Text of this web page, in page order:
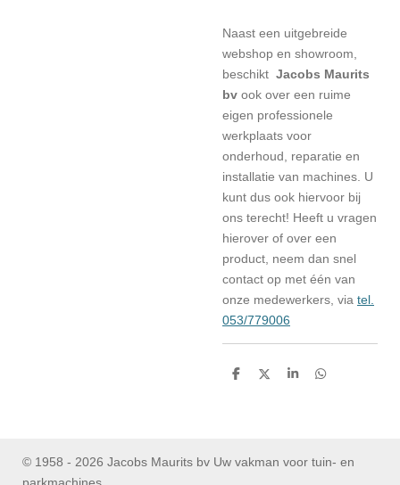
Naast een uitgebreide
webshop en showroom,
beschikt Jacobs Maurits
bv ook over een ruime
eigen professionele
werkplaats voor
onderhoud, reparatie en
installatie van machines. U
kunt dus ook hiervoor bij
ons terecht! Heeft u vragen
hierover of over een
product, neem dan snel
contact op met één van
onze medewerkers, via tel.
053/779006
D
D
S
D
© 1958 - 2026 Jacobs Maurits bv Uw vakman voor tuin- en